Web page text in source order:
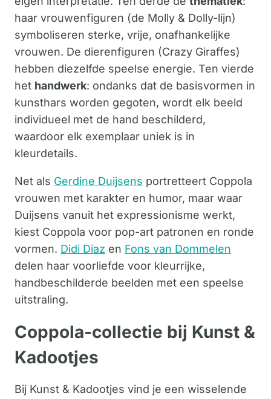
haar vrouwenfiguren (de Molly & Dolly-lijn)
symboliseren sterke, vrije, onafhankelijke
vrouwen. De dierenfiguren (Crazy Giraffes)
hebben diezelfde speelse energie. Ten vierde
het handwerk: ondanks dat de basisvormen in
kunsthars worden gegoten, wordt elk beeld
individueel met de hand beschilderd,
waardoor elk exemplaar uniek is in
kleurdetails.
Net als Gerdine Duijsens portretteert Coppola
vrouwen met karakter en humor, maar waar
Duijsens vanuit het expressionisme werkt,
kiest Coppola voor pop-art patronen en ronde
vormen. Didi Diaz en Fons van Dommelen
delen haar voorliefde voor kleurrijke,
handbeschilderde beelden met een speelse
uitstraling.
Coppola-collectie bij Kunst &
Kadootjes
Bij Kunst & Kadootjes vind je een wisselende